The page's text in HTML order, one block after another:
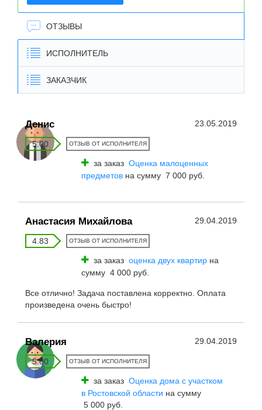
ОТЗЫВЫ
ИСПОЛНИТЕЛЬ
ЗАКАЗЧИК
Денис 23.05.2019
5.00 ОТЗЫВ ОТ ИСПОЛНИТЕЛЯ
за заказ Оценка малоценных
предметов на сумму 7 000 руб.
Анастасия Михайлова 29.04.2019
4.83 ОТЗЫВ ОТ ИСПОЛНИТЕЛЯ
за заказ оценка двух квартир на
сумму 4 000 руб.
Все отлично! Задача поставлена корректно. Оплата
произведена очень быстро!
Валерия 29.04.2019
5.00 ОТЗЫВ ОТ ИСПОЛНИТЕЛЯ
за заказ Оценка дома с участком
в Ростовской области на сумму
5 000 руб.